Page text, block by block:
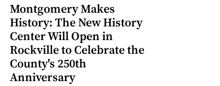
Montgomery Makes
History: The New History
Center Will Open in
Rockville to Celebrate the
County's 250th
Anniversary